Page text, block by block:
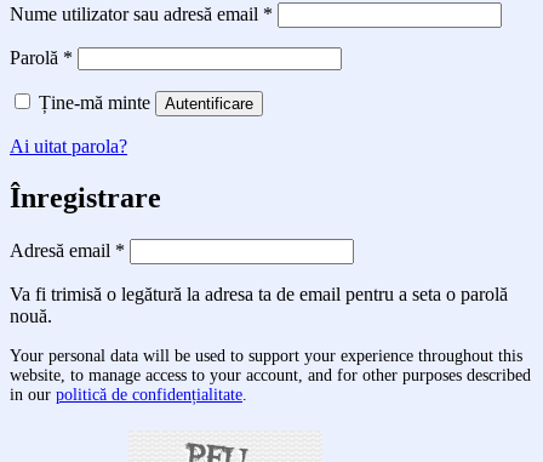
Nume utilizator sau adresă email *
Parolă *
Ține-mă minte Autentificare
Ai uitat parola?
Înregistrare
Adresă email *
Va fi trimisă o legătură la adresa ta de email pentru a seta o parolă
nouă.
Your personal data will be used to support your experience throughout this
website, to manage access to your account, and for other purposes described
in our politică de confidențialitate.